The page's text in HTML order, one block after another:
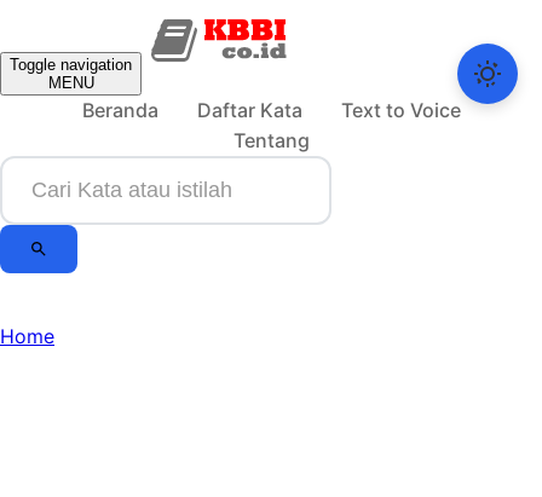
Toggle navigation
MENU
Beranda Daftar Kata
Text to Voice
Tentang
Home